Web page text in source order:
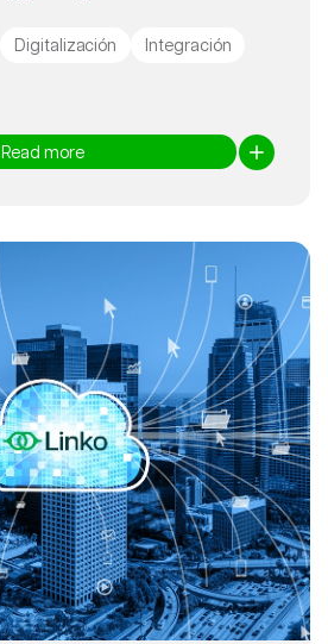
Digitalización
Integración
Read more